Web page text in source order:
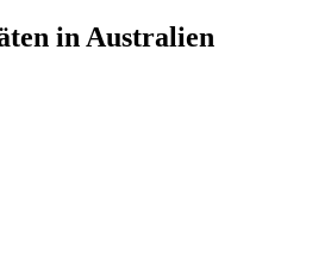
in Australien